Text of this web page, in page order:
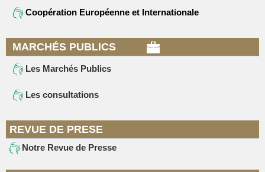
Coopération Européenne et Internationale
MARCHÉS PUBLICS
Les Marchés Publics
Les consultations
REVUE DE PRESE
Notre Revue de Presse